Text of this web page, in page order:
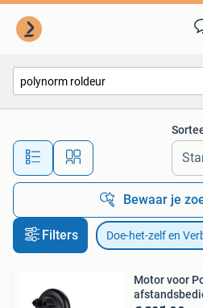
Alle afstanden…
Bewaar je
Filters Doe-het-zelf en
Motor voor